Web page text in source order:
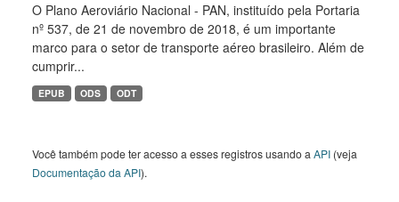
O Plano Aeroviário Nacional - PAN, instituído pela Portaria
nº 537, de 21 de novembro de 2018, é um importante
marco para o setor de transporte aéreo brasileiro. Além de
cumprir...
EPUB ODS ODT
Você também pode ter acesso a esses registros usando a API (veja
Documentação da API).